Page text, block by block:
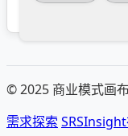
© 2025 商业模式画
需求探索